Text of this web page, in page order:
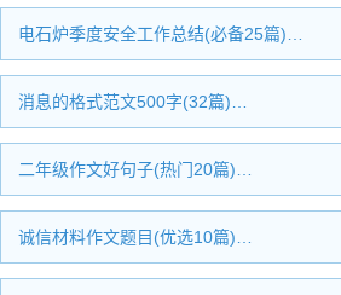
电石炉季度安全工作总结(必备25篇)…
消息的格式范文500字(32篇)…
二年级作文好句子(热门20篇)…
诚信材料作文题目(优选10篇)…